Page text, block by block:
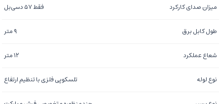
میزان صدای کارکرد فقط ۵۷ دسی‌بل
طول کابل برق ۹ متر
شعاع عملکرد ۱۲ متر
نوع لوله تلسکوپی فلزی با تنظیم ارتفاع